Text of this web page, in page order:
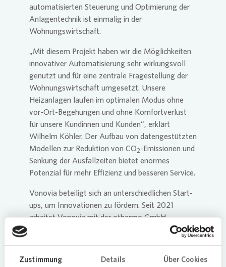
Zustimmung Details Über Cookies
automatisierten Steuerung und Optimierung der
Anlagentechnik ist einmalig in der
Wohnungswirtschaft.
„Mit diesem Projekt haben wir die Möglichkeiten
innovativer Automatisierung sehr wirkungsvoll
genutzt und für eine zentrale Fragestellung der
Wohnungswirtschaft umgesetzt. Unsere
Heizanlagen laufen im optimalen Modus ohne
vor-Ort-Begehungen und ohne Komfortverlust
für unsere Kundinnen und Kunden“, erklärt
Wilhelm Köhler. Der Aufbau von datengestützten
Modellen zur Reduktion von CO2-Emissionen und
Senkung der Ausfallzeiten bietet enormes
Potenzial für mehr Effizienz und besseren Service.
Vonovia beteiligt sich an unterschiedlichen Start-
ups, um Innovationen zu fördern. Seit 2021
arbeitetVonoviamit der othermo GmbH